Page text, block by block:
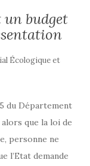
budget
Écologique et
du Département
que la loi de
personne ne
l’Etat demande